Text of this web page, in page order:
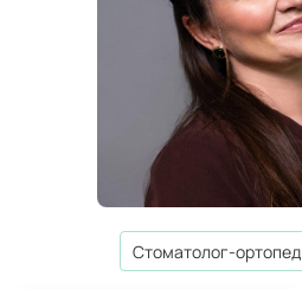
стоматолог‑ортопед